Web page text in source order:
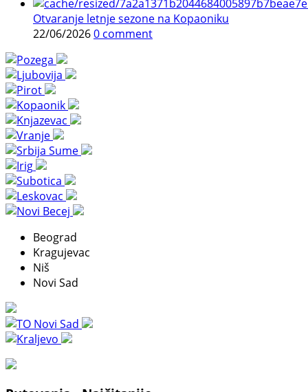
Otvaranje letnje sezone na Kopaoniku
22/06/20260 comment
Beograd
Kragujevac
Niš
Novi Sad